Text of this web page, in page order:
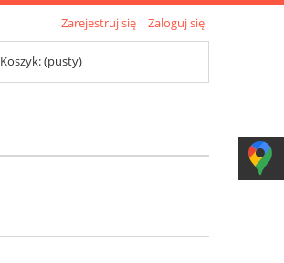
Zarejestruj się Zaloguj się
Koszyk:(pusty)